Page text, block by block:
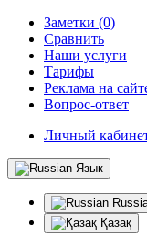
Заметки (0)
Сравнить
Наши услуги
Тарифы
Реклама на
Вопрос-ответ
Личный
Язык
Қазақ